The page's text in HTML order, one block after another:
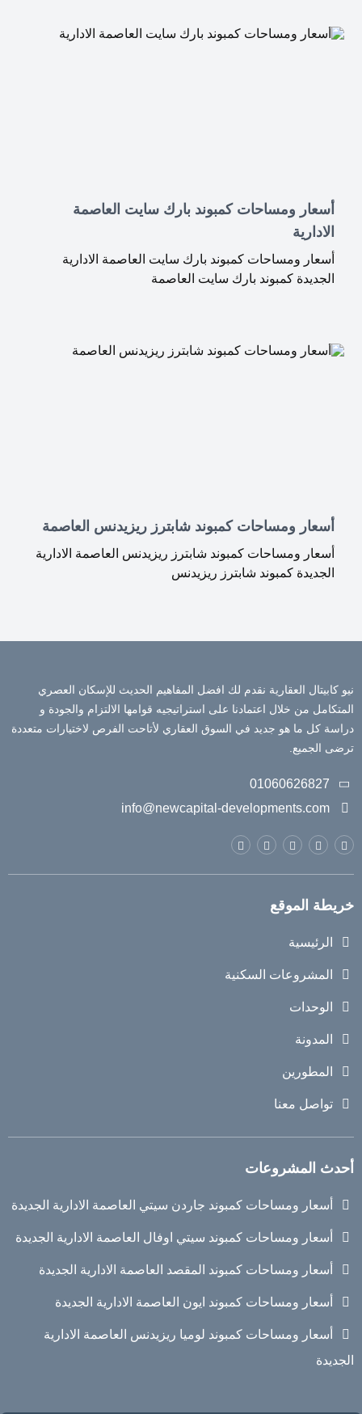
أسعار ومساحات كمبوند بارك سايت العاصمة
الادارية
أسعار ومساحات كمبوند بارك سايت العاصمة الادارية
الجديدة كمبوند بارك سايت العاصمة
أسعار ومساحات كمبوند شابترز ريزيدنس العاصمة
أسعار ومساحات كمبوند شابترز ريزيدنس العاصمة الادارية
الجديدة كمبوند شابترز ريزيدنس
نيو كابيتال العقارية نقدم لك افضل المفاهيم الحديث للإسكان العصري
المتكامل من خلال اعتمادنا على استراتيجيه قوامها الالتزام والجودة و
دراسة كل ما هو جديد في السوق العقاري لأتاحت الفرص لاختيارات متعددة
ترضى الجميع.
01060626827
info@newcapital-developments.com
خريطة الموقع
الرئيسية
المشروعات السكنية
الوحدات
المدونة
المطورين
تواصل معنا
أحدث المشروعات
أسعار ومساحات كمبوند جاردن سيتي العاصمة الادارية الجديدة
أسعار ومساحات كمبوند سيتي اوفال العاصمة الادارية الجديدة
أسعار ومساحات كمبوند المقصد العاصمة الادارية الجديدة
أسعار ومساحات كمبوند ايون العاصمة الادارية الجديدة
أسعار ومساحات كمبوند لوميا ريزيدنس العاصمة الادارية
الجديدة